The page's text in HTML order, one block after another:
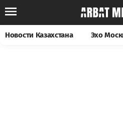
Новости Казахстана Эхо